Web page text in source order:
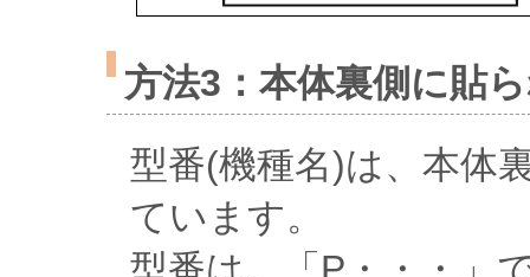
方法3：本体裏側に貼
型番(機種名)は、本体
ています。